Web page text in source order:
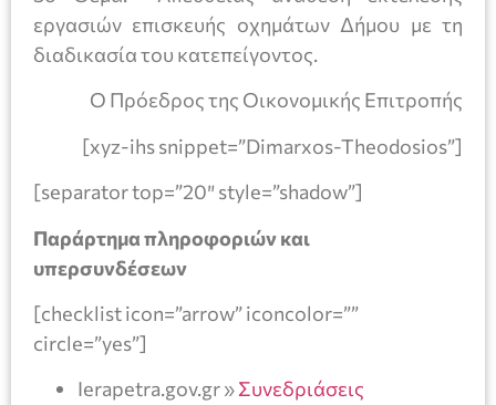
εργασιών επισκευής οχημάτων Δήμου με τη
διαδικασία του κατεπείγοντος.
Ο Πρόεδρος της Οικονομικής Επιτροπής
[xyz-ihs snippet=”Dimarxos-Theodosios”]
[separator top=”20″ style=”shadow”]
Παράρτημα πληροφοριών και
υπερσυνδέσεων
[checklist icon=”arrow” iconcolor=””
circle=”yes”]
Ierapetra.gov.gr »Συνεδριάσεις